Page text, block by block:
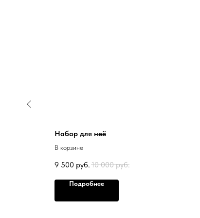
Набор для неё
В корзине
9 500 руб. 10 000 руб.
Подробнее